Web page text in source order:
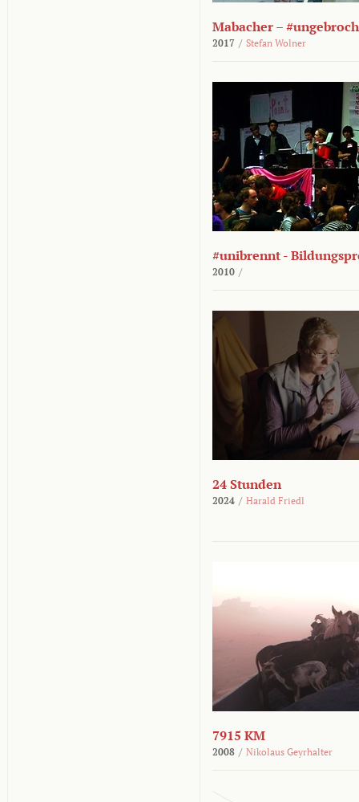
Mabacher –
2017 / Stefan Wolner
#unibrennt -
2010 /
24 Stunden
2024 / Harald Friedl
7915 KM
2008 / Nikolaus Geyrhalter